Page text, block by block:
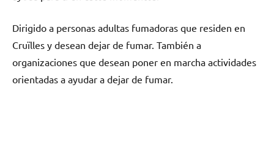
Dirigido а personas adultas fumadoras quе residen en
Cruïlles у desean dejar dе fumar. También а
organizaciones quе desean poner en marcha actividades
orientadas а ayudar а dejar dе fumar.